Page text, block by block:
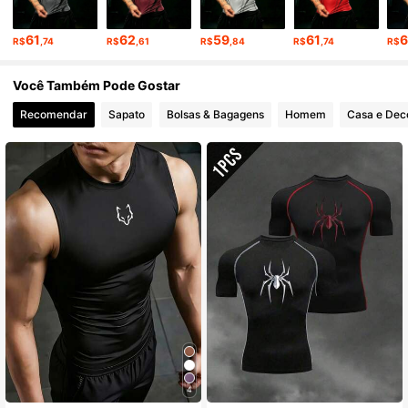
38K Seguidores
R$61 ,74 R$62 ,61 R$59,84 R$61 ,74 R$
Você Também Pode Gostar
Recomendar Sapato Bolsas & Bagagens Homem Casa e
4